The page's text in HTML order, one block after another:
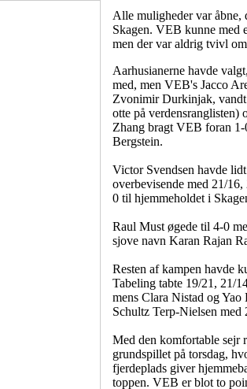
Alle muligheder var
Skagen. VEB kunne med
men der var aldrig tvivl
Aarhusianerne havde
med, men VEB's Jacco
Zvonimir Durkinjak, vandt
otte på
Zhang bragt VEB foran 1-
Bergstein.
Victor Svendsen havde
overbevisende med 21/
0 til hjemmeholdet i
Raul Must øgede til 4-0
sjove navn Karan Rajan
Resten af kampen havde
Tabeling tabte 19/21, 21/
mens Clara Nistad og
Schultz Terp-Nielsen med
Med den komfortable sejr
grundspillet på torsdag,
fjerdeplads giver
toppen. VEB er blot to